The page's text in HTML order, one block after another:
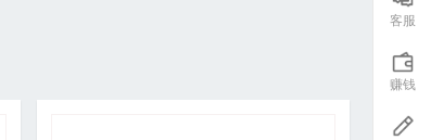
客服
赚钱